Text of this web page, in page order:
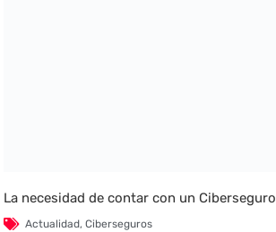
La necesidad de contar con un Ciberseguro
Actualidad,Ciberseguros